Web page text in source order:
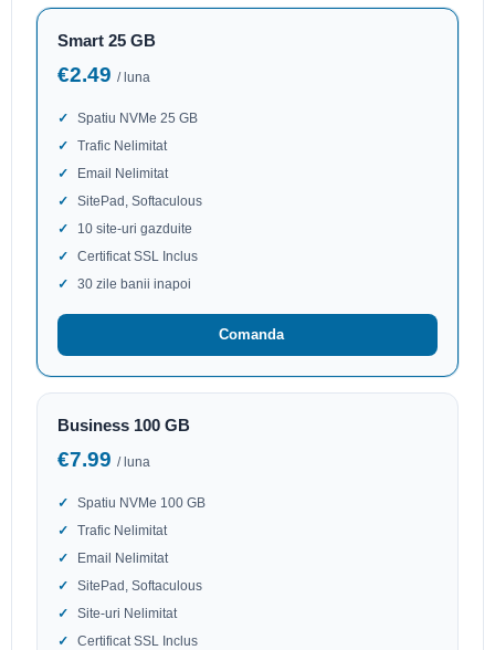
Smart 25 GB
€2.49 / luna
Spatiu NVMe 25 GB
Trafic Nelimitat
Email Nelimitat
SitePad, Softaculous
10 site-uri gazduite
Certificat SSL Inclus
30 zile banii inapoi
Comanda
Business 100 GB
€7.99 / luna
Spatiu NVMe 100 GB
Trafic Nelimitat
Email Nelimitat
SitePad, Softaculous
Site-uri Nelimitat
Certificat SSL Inclus